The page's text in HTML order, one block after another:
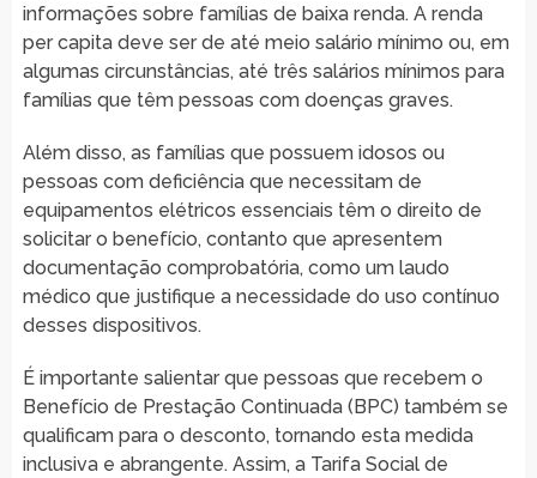
informações sobre famílias de baixa renda. A renda
per capita deve ser de até meio salário mínimo ou, em
algumas circunstâncias, até três salários mínimos para
famílias que têm pessoas com doenças graves.
Além disso, as famílias que possuem idosos ou
pessoas com deficiência que necessitam de
equipamentos elétricos essenciais têm o direito de
solicitar o benefício, contanto que apresentem
documentação comprobatória, como um laudo
médico que justifique a necessidade do uso contínuo
desses dispositivos.
É importante salientar que pessoas que recebem o
Benefício de Prestação Continuada (BPC) também se
qualificam para o desconto, tornando esta medida
inclusiva e abrangente. Assim, a Tarifa Social de